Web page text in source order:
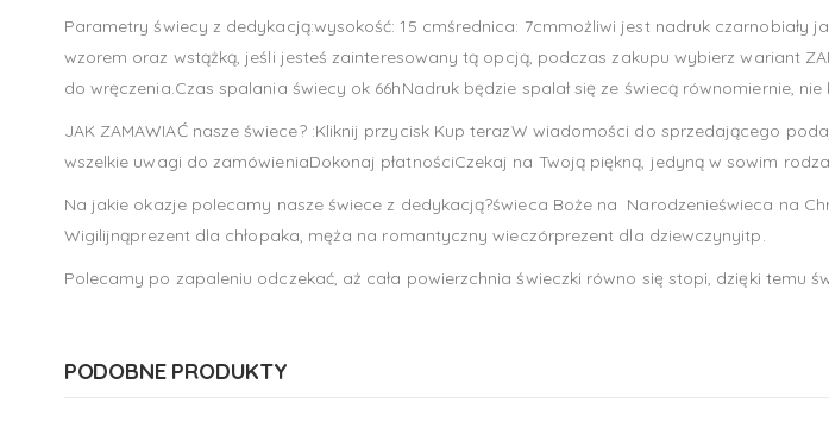
Parametry świecy z dedykacją:wysokość: 15 cmśrednica: 7cmmożliwi jest nadruk czarnobiały
wzorem oraz wstążką, jeśli jesteś zainteresowany tą opcją, podczas zakupu wybierz wariant
do wręczenia.Czas spalania świecy ok 66hNadruk będzie spalał się ze świecą równomiernie,
JAK ZAMAWIAĆ nasze świece? :Kliknij przycisk Kup terazW wiadomości do sprzedającego
wszelkie uwagi do zamówieniaDokonaj płatnościCzekaj na Twoją piękną, jedyną w sowim
Na jakie okazje polecamy nasze świece z dedykacją?świeca Boże na Narodzenieświeca na
Wigilijnąprezent dla chłopaka, męża na romantyczny wieczórprezent dla dziewczynyitp.
Polecamy po zapaleniu odczekać, aż cała powierzchnia świeczki równo się stopi, dzięki temu
PODOBNE PRODUKTY